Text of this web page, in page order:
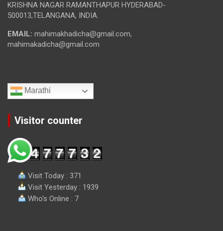
KRISHNA NAGAR RAMANTHAPUR HYDERABAD-
500013,TELANGANA, INDIA.
EMAIL: mahimakhadicha@gmail.com,
mahimakadicha@gmail.com
Marathi
Visitor counter
Visit Today : 371
Visit Yesterday : 1939
Who's Online : 7